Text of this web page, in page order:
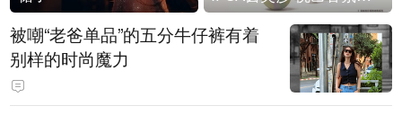
被嘲“老爸单品”的五分牛仔裤有着
别样的时尚魔力